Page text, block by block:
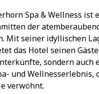
Spa & Wellness ist
der
Mit seiner idyllischen
das Hotel seinen
sondern auch
und Wellnesserlebnis,
verwöhnt.